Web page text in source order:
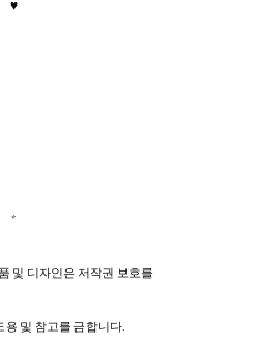
♥
*
및 디자인은 저작권 보호를
용 및 참고를 금합니다.